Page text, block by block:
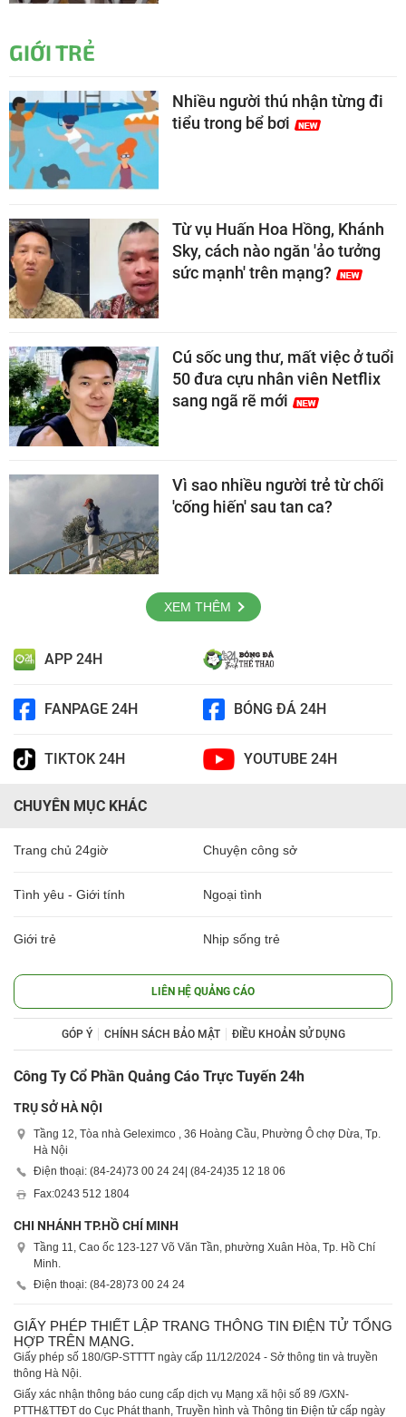
GIỚI TRẺ
Nhiều người thú nhận từng đi
tiểu trong bể bơi
Từ vụ Huấn Hoa Hồng, Khánh
Sky, cách nào ngăn 'ảo tưởng
sức mạnh' trên mạng?
Cú sốc ung thư, mất việc ở tuổi
50 đưa cựu nhân viên Netflix
sang ngã rẽ mới
Vì sao nhiều người trẻ từ chối
'cống hiến' sau tan ca?
XEM THÊM
APP 24H
FANPAGE 24H BÓNG ĐÁ 24H
TIKTOK 24H YOUTUBE 24H
CHUYÊN MỤC KHÁC
Trang chủ 24giờ Chuyện công sở
Tình yêu - Giới tính Ngoại tình
Giới trẻ Nhịp sống trẻ
LIÊN HỆ QUẢNG CÁO
GÓP Ý CHÍNH SÁCH BẢO MẬT ĐIỀU KHOẢN SỬ DỤNG
Công Ty Cổ Phần Quảng Cáo Trực Tuyến 24h
TRỤ SỞ HÀ NỘI
Tầng 12, Tòa nhà Geleximco , 36 Hoàng Cầu, Phường Ô chợ Dừa, Tp.
Hà Nội
Điện thoại: (84-24)73 00 24 24| (84-24)35 12 18 06
Fax:0243 512 1804
CHI NHÁNH TP.HỒ CHÍ MINH
Tầng 11, Cao ốc 123-127 Võ Văn Tần, phường Xuân Hòa, Tp. Hồ Chí
Minh.
Điện thoại: (84-28)73 00 24 24
GIẤY PHÉP THIẾT LẬP TRANG THÔNG TIN ĐIỆN TỬ TỔNG
HỢP TRÊN MẠNG.
Giấy phép số 180/GP-STTTT ngày cấp 11/12/2024 - Sở thông tin và truyền
thông Hà Nội.
Giấy xác nhận thông báo cung cấp dịch vụ Mạng xã hội số 89 /GXN-
PTTH&TTĐT do Cục Phát thanh, Truyền hình và Thông tin Điện tử cấp ngày